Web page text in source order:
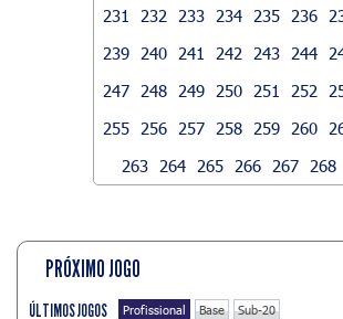
231
232 233 234 235 236
239
240 241 242 243 244
247
248 249 250 251 252
255
256 257 258 259 260
263
264 265 266 267 268
PRÓXIMO JOGO
ÚLTIMOS JOGOS Profissional Base Sub-20